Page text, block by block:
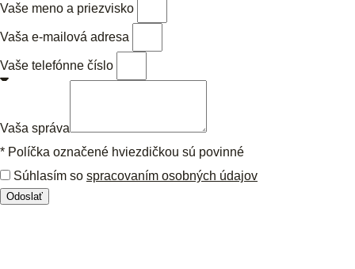
Vaše meno a priezvisko
Vaša e-mailová adresa
Vaše telefónne číslo
Vaša správa
* Políčka označené hviezdičkou sú povinné
Súhlasím so spracovaním osobných údajov
Odoslať